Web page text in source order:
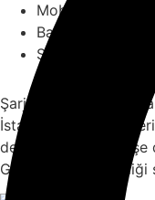
Mobil uygulama
Bayilik alyapısı
Süresi dolan
Şarj İstasyonu
İstasyondan gelen
depolayarak geçmişe
Gelişmiş filtre özelliği